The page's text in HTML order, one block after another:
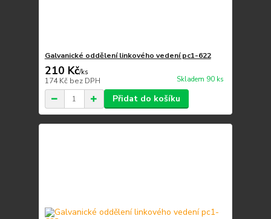
Galvanické oddělení linkového vedení pc1-622
210 Kč/ks
174 Kč bez DPH Skladem 90 ks
Přidat do košíku